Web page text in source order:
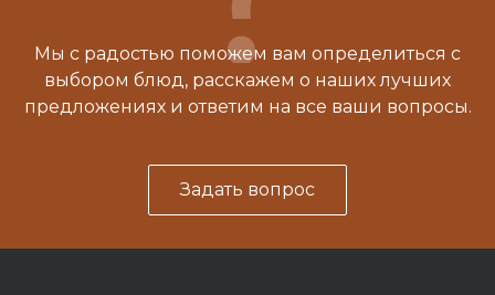
Мы с радостью поможем вам определиться с
выбором блюд, расскажем о наших лучших
предложениях и ответим на все ваши вопросы.
Задать вопрос